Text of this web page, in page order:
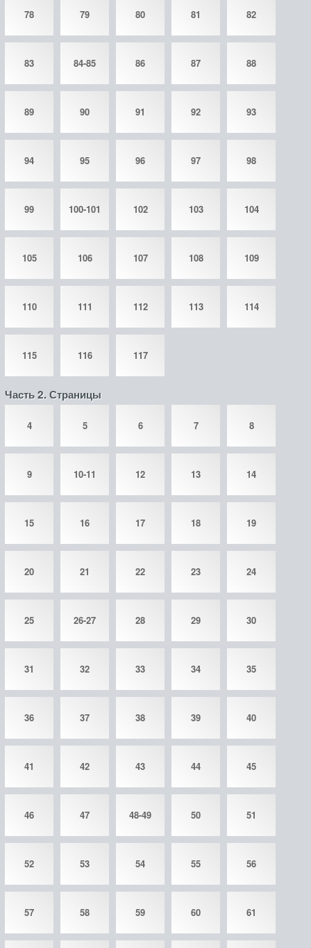
78 79 80 81 82
83 84-85 86 87 88
89 90 91 92 93
94 95 96 97 98
99 100-101 102 103 104
105 106 107 108 109
110 111 112 113 114
115 116 117
Часть 2. Страницы
4 5 6 7 8
9 10-11 12 13 14
15 16 17 18 19
20 21 22 23 24
25 26-27 28 29 30
31 32 33 34 35
36 37 38 39 40
41 42 43 44 45
46 47 48-49 50 51
52 53 54 55 56
57 58 59 60 61